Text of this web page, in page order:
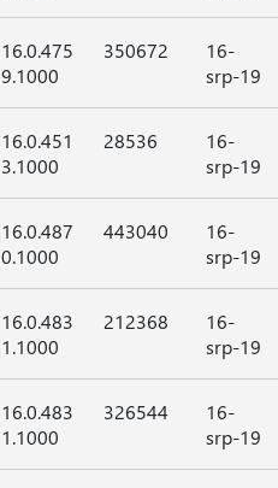
16.0.475
9.1000
350672
16-
srp-19
16.0.451
3.1000
28536
16-
srp-19
16.0.487
0.1000
443040
16-
srp-19
16.0.483
1.1000
212368
16-
srp-19
16.0.483
1.1000
326544
16-
srp-19